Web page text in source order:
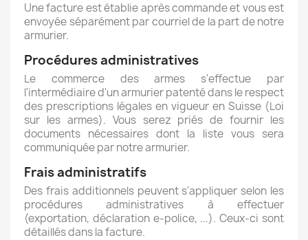
Une facture est établie après commande et vous est
envoyée séparément par courriel de la part de notre
armurier.
Procédures administratives
Le commerce des armes s'effectue par
l'intermédiaire d'un armurier patenté dans le respect
des prescriptions légales en vigueur en Suisse (Loi
sur les armes). Vous serez priés de fournir les
documents nécessaires dont la liste vous sera
communiquée par notre armurier.
Frais administratifs
Des frais additionnels peuvent s'appliquer selon les
procédures administratives à effectuer
(exportation, déclaration e-police, ...). Ceux-ci sont
détaillés dans la facture.